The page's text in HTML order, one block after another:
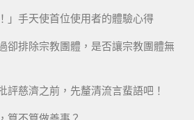
」手天使首位使用者的體驗心得
卻排除宗教團體，是否讓宗教團體無
評慈濟之前，先釐清流言蜚語吧！